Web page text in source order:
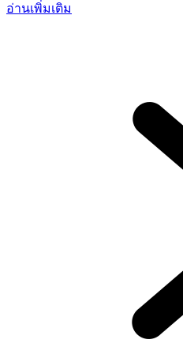
อ่านเพิ่มเติม